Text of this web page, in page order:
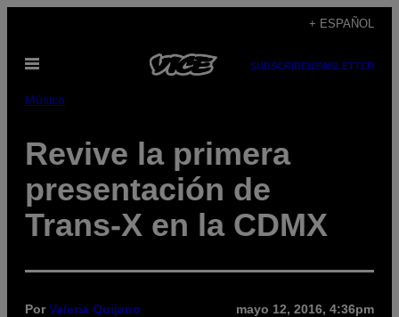
contenido
+ ESPAÑOL
Abrir
SUBSCRIBENEWSLETTER
Música
Revive la primera
presentación de
Trans-X en la CDMX
PorValeria Quijano mayo 12, 2016, 4:36pm